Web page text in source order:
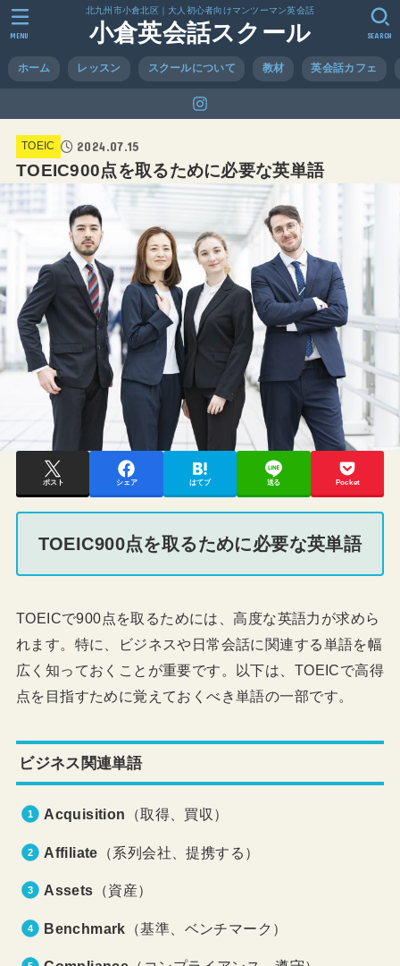
北九州市小倉北区｜大人初心者向けマンツーマン英会話
小倉英会話スクール
ホーム レッスン スクールについて 教材 英会話カフェ
SEARCH
MENU
TOEIC 2024.07.15
TOEIC900点を取るために必要な英単語
ポスト シェア はてブ 送る Pocket
TOEIC900点を取るために必要な英単語
TOEICで900点を取るためには、高度な英語力が求めら
れます。特に、ビジネスや日常会話に関連する単語を幅
広く知っておくことが重要です。以下は、TOEICで高得
点を目指すために覚えておくべき単語の一部です。
ビジネス関連単語
Acquisition （取得、買収）
Affiliate （系列会社、提携する）
Assets （資産）
Benchmark （基準、ベンチマーク）